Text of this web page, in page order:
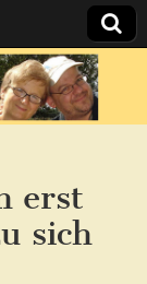
erst
sich